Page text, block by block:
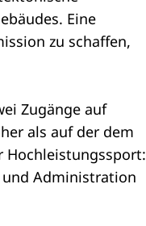
Eine
zu schaffen,
Zugänge auf
als auf der dem
Hochleistungssport:
und Administration